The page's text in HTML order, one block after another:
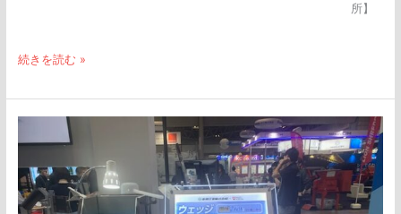
所】
続きを読む »
「2025NEW
境
展」